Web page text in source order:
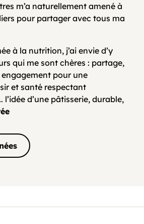
m’a naturellement amené à
pour partager avec tous ma
à la nutrition, j’ai envie d’y
qui me sont chères : partage,
pour une
et santé respectant
l’idée d’une pâtisserie, durable,